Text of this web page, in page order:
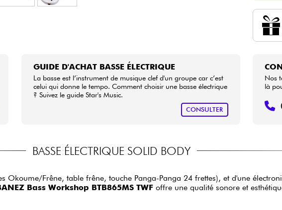
GUIDE D'ACHAT BASSE ÉLECTRIQUE
La basse est l’instrument de musique clef d'un groupe car c’est
celui qui donne le tempo. Comment choisir une basse électrique
? Suivez le guide Star's Music.
CONSULTER
Nos
là
BASSE ÉLECTRIQUE SOLID BODY
Okoume/Frêne, table frêne, touche Panga-Panga 24 frettes), et d'une
Bass Workshop BTB865MS TWFoffre une qualité sonore et